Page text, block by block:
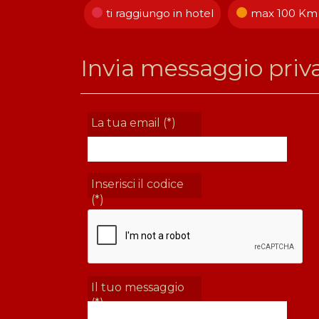
ti raggiungo in hotel max 100
Invia messaggio
La tua email (*)
Inserisci il codice
(*)
Il tuo messaggio
(*)